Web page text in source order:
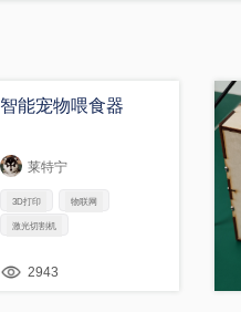
智能宠物喂食器
莱特宁
3D打印 物联网
激光切割机
2943